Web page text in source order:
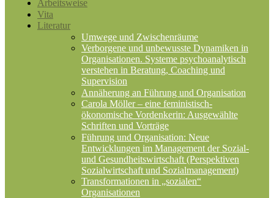
Arbeitsweise
Vita
Literatur
Umwege und Zwischenräume
Verborgene und unbewusste Dynamiken in
Organisationen. Systeme psychoanalytisch
verstehen in Beratung, Coaching und
Supervision
Annäherung an Führung und Organisation
Carola Möller – eine feministisch-
ökonomische Vordenkerin: Ausgewählte
Schriften und Vorträge
Führung und Organisation: Neue
Entwicklungen im Management der Sozial-
und Gesundheitswirtschaft (Perspektiven
Sozialwirtschaft und Sozialmanagement)
Transformationen in „sozialen“
Organisationen